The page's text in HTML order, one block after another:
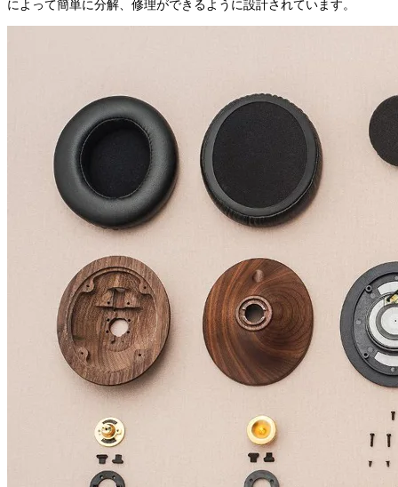
によって簡単に分解、修理ができるように設計されています。